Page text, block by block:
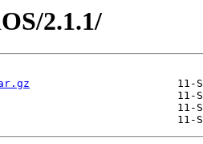
2.1.1/